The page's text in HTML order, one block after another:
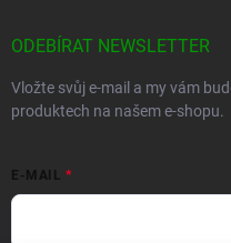
ODEBÍRAT NEWSLETTER
Vložte svůj e-mail a my vám
produktech na našem e-shopu.
E-MAIL